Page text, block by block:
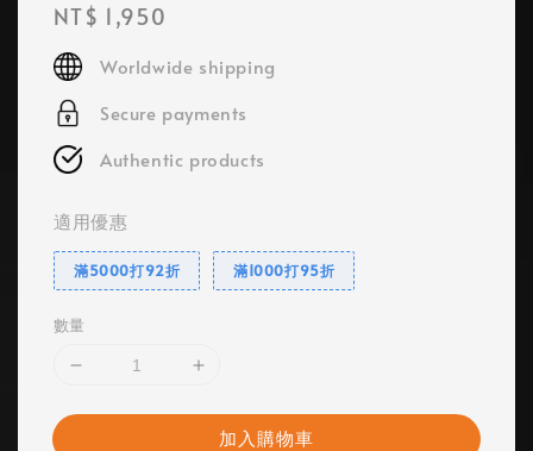
Regular
price
NT$ 1,950
Worldwide shipping
Secure payments
Authentic products
適用優惠
滿5000打92折 滿1000打95折
數量
加入購物車